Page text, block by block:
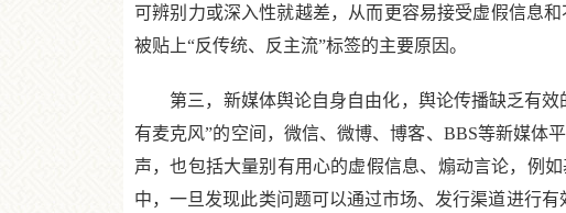
可辨别力或深入性就越差，从而更容易接受虚假信息
被贴上“反传统、反主流”标签的主要原因。
第三，新媒体舆论自身自由化，舆论传播缺乏有效
有麦克风”的空间，微信、微博、博客、BBS等新媒体
声，也包括大量别有用心的虚假信息、煽动言论，例
中，一旦发现此类问题可以通过市场、发行渠道进行